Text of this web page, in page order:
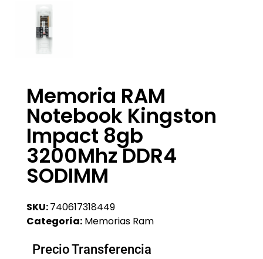
Memoria RAM
Notebook Kingston
Impact 8gb
3200Mhz DDR4
SODIMM
SKU:740617318449
Categoría: Memorias Ram
Precio Transferencia